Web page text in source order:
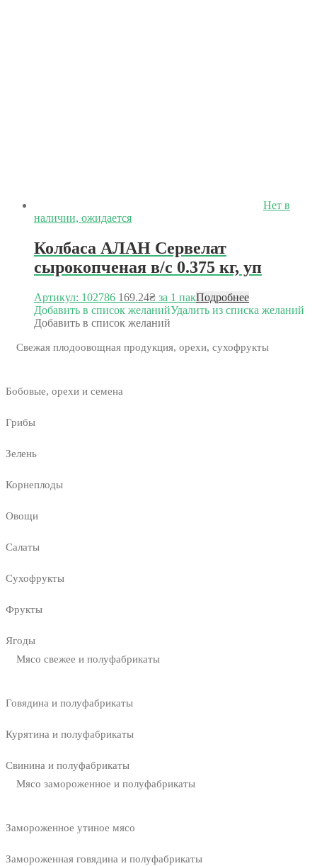
Нет в
наличии, ожидается
Колбаса АЛАН Сервелат
сырокопченая в/с 0.375 кг, уп
Артикул: 102786 169.24₴ за 1 пакПодробнее
Добавить в список желанийУдалить из списка желаний
Добавить в список желаний
Свежая плодоовощная продукция, орехи, сухофрукты
Бобовые, орехи и семена
Грибы
Зелень
Корнеплоды
Овощи
Салаты
Сухофрукты
Фрукты
Ягоды
Мясо свежее и полуфабрикаты
Говядина и полуфабрикаты
Курятина и полуфабрикаты
Свинина и полуфабрикаты
Мясо замороженное и полуфабрикаты
Замороженное утиное мясо
Замороженная говядина и полуфабрикаты